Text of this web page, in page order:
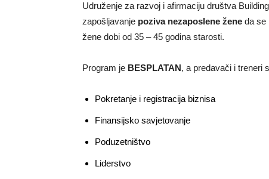
Udruženje za razvoj i afirmaciju društva
zapošljavanje poziva nezaposlene žene da se
žene dobi od 35 – 45 godina starosti.
Program je BESPLATAN, a predavači i treneri
Pokretanje i registracija biznisa
Finansijsko savjetovanje
Poduzetništvo
Liderstvo